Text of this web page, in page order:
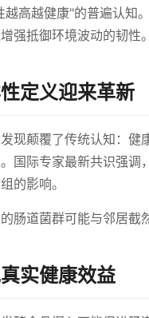
越高越健康"的普遍认知
强抵御环境波动的韧性。
定义迎来革新
现颠覆了传统认知：健
国际专家最新共识强
的影响。
肠道菌群可能与邻居截
实健康效益